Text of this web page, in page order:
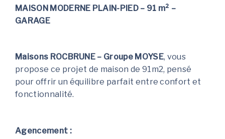
MAISON MODERNE PLAIN-PIED – 91 m² –
GARAGE
Maisons ROCBRUNE – Groupe MOYSE, vous
propose ce projet de maison de 91m2, pensé
pour offrir un équilibre parfait entre confort et
fonctionnalité.
Agencement :